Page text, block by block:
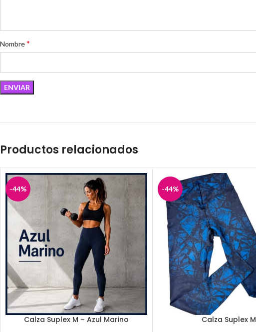
Nombre*
Productos relacionados
-44%
Calza Suplex M – Azul Marino
-44%
Calza Suplex M